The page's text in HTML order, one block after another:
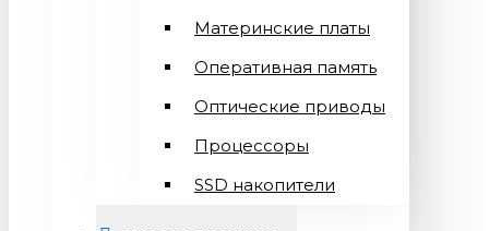
Материнские платы
Оперативная память
Оптические приводы
Процессоры
SSD накопители